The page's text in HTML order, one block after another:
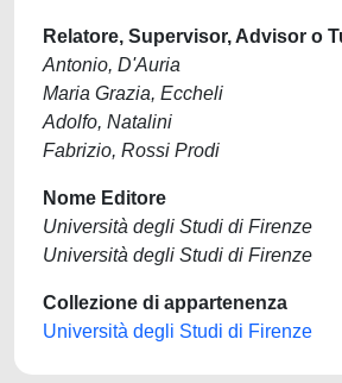
Relatore, Supervisor, Advisor o
Antonio, D'Auria
Maria Grazia, Eccheli
Adolfo, Natalini
Fabrizio, Rossi Prodi
Nome Editore
Università degli Studi di Firenze
Università degli Studi di Firenze
Collezione di appartenenza
Università degli Studi di Firenze